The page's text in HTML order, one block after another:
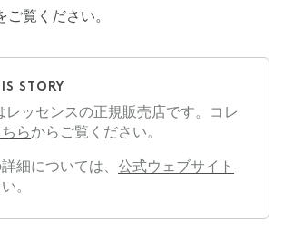
ご覧ください。
STORY
レッセンスの正規販売店です。コレ
らからご覧ください。
細については、 公式ウェブサイト
。